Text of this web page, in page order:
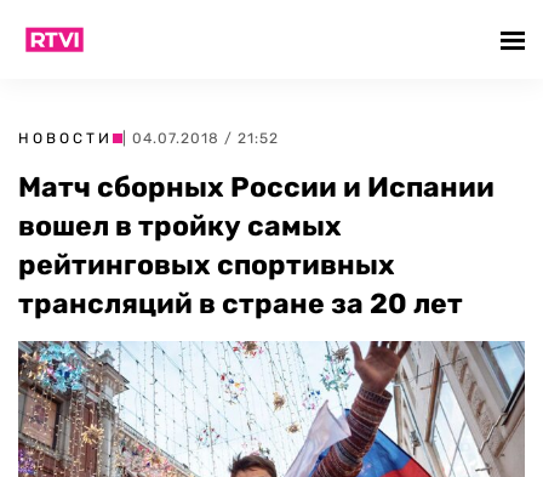
НОВОСТИ | 04.07.2018 / 21:52
Матч сборных России и Испании
вошел в тройку самых
рейтинговых спортивных
трансляций в стране за 20 лет